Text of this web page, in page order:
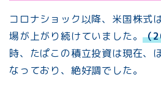
コロナショック以降、米国株式
場が上がり続けていました。（
時、たぱこの積立投資は現在、
なっており、絶好調でした。